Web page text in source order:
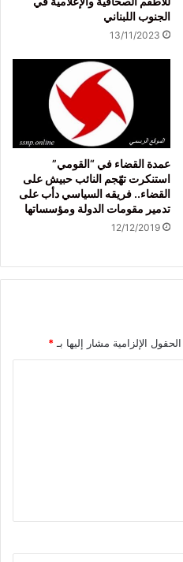
الجنوب اللبناني
13/11/2023
عمدة القضاء في “القومي”
استنكرت تهّجم النائب حبيش على
القضاء.. فريقه السياسي دأب على
تدمير مقومات الدولة ومؤسساتها
12/12/2019
الحقول الإلزامية مشار إليها بـ *